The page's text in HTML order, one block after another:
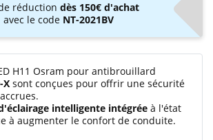
réduction dès 150€ d'achat
avec le code NT-2021BV
H11 Osram pour antibrouillard
X sont conçues pour offrir une sécurité
intelligente intégrée à l'état
à augmenter le confort de conduite.